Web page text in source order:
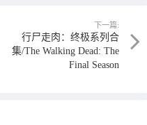
下一篇:
行尸走肉：终极系列合
集/The Walking Dead: The
Final Season